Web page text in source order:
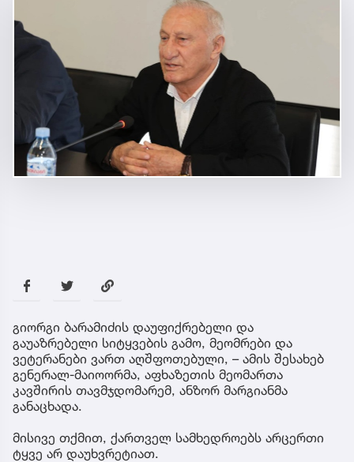
გიორგი ბარამიძის დაუფიქრებელი და
გაუაზრებელი სიტყვების გამო, მეომრები და
ვეტერანები ვართ აღშფოთებული, – ამის შესახებ
გენერალ-მაიოორმა, აფხაზეთის მეომართა
კავშირის თავმჯდომარემ, ანზორ მარგიანმა
განაცხადა.
მისივე თქმით, ქართველ სამხედროებს არცერთი
ტყვე არ დაუხვრეტიათ.